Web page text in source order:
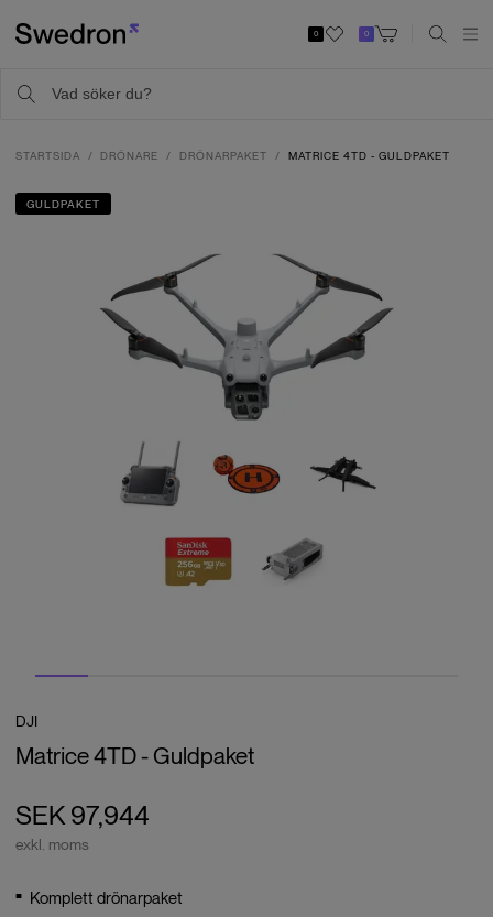
0 0
STARTSIDA DRÖNARE DRÖNARPAKET MATRICE 4TD - GULDPAKET
GULDPAKET
DJI
Matrice 4TD - Guldpaket
SEK 97,944
exkl. moms
Komplett drönarpaket